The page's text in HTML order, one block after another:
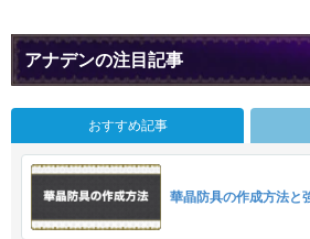
アナデンの注目記事
おすすめ記事
華晶防具の作成方法と